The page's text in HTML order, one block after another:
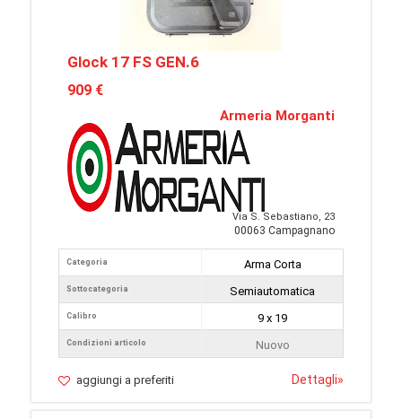
Glock 17 FS GEN.6
909 €
Armeria Morganti
Via S. Sebastiano, 23
00063 Campagnano
Categoria
Sottocategoria
Calibro
Condizioni articolo
Arma Corta
Semiautomatica
9 x 19
Nuovo
aggiungi a preferiti Dettagli»